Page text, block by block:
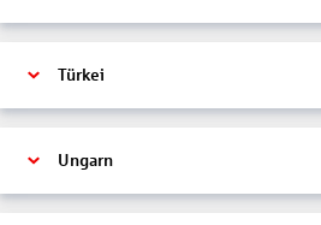
Türkei
Ungarn